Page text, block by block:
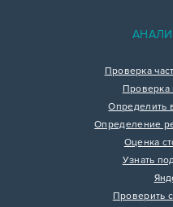
Проверка
Проверка
Определить
Определение
Оценка
Узнать
Проверить